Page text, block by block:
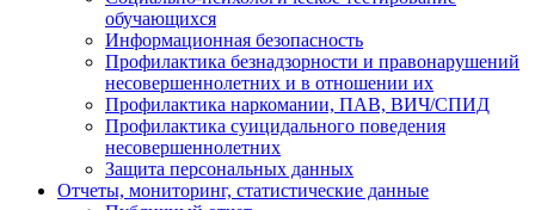
обучающихся
Информационная безопасность
Профилактика безнадзорности и правонарушений
несовершеннолетних и в отношении их
Профилактика наркомании, ПАВ, ВИЧ/СПИД
Профилактика суицидального поведения
несовершеннолетних
Защита персональных данных
Отчеты, мониторинг, статистические данные